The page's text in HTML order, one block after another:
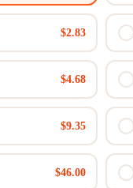
$2.83
$4.68
$9.35
$46.00